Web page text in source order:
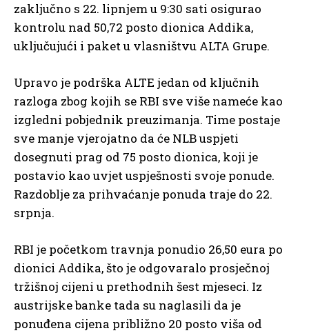
zaključno s 22. lipnjem u 9:30 sati osigurao
kontrolu nad 50,72 posto dionica Addika,
uključujući i paket u vlasništvu ALTA Grupe.
Upravo je podrška ALTE jedan od ključnih
razloga zbog kojih se RBI sve više nameće kao
izgledni pobjednik preuzimanja. Time postaje
sve manje vjerojatno da će NLB uspjeti
dosegnuti prag od 75 posto dionica, koji je
postavio kao uvjet uspješnosti svoje ponude.
Razdoblje za prihvaćanje ponuda traje do 22.
srpnja.
RBI je početkom travnja ponudio 26,50 eura po
dionici Addika, što je odgovaralo prosječnoj
tržišnoj cijeni u prethodnih šest mjeseci. Iz
austrijske banke tada su naglasili da je
ponuđena cijena približno 20 posto viša od